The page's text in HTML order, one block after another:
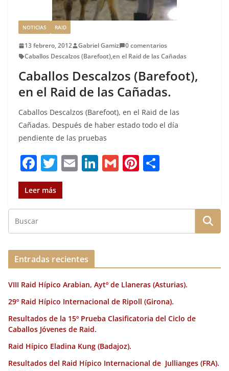
NOTICIAS RAID
13 febrero, 2012 Gabriel Gamiz
0 comentarios
Caballos Descalzos (Barefoot),en el Raid de las Cañadas
Caballos Descalzos (Barefoot),
en el Raid de las Cañadas.
Caballos Descalzos (Barefoot), en el Raid de las
Cañadas. Después de haber estado todo el día
pendiente de las pruebas
F
a
c
e
b
o
o
k
T
w
it
te
r
E
l
Li
e
dI
G
l
Pi
re
st
p
a
ir
Leer más
Entradas recientes
VIII Raid Hípico Arabian, Aytº de Llaneras (Asturias).
29º Raid Hípico Internacional de Ripoll (Girona).
Resultados de la 15º Prueba Clasificatoria del Ciclo de
Caballos Jóvenes de Raid.
Raid Hípico Eladina Kung (Badajoz).
Resultados del Raid Hípico Internacional de Jullianges (FRA).